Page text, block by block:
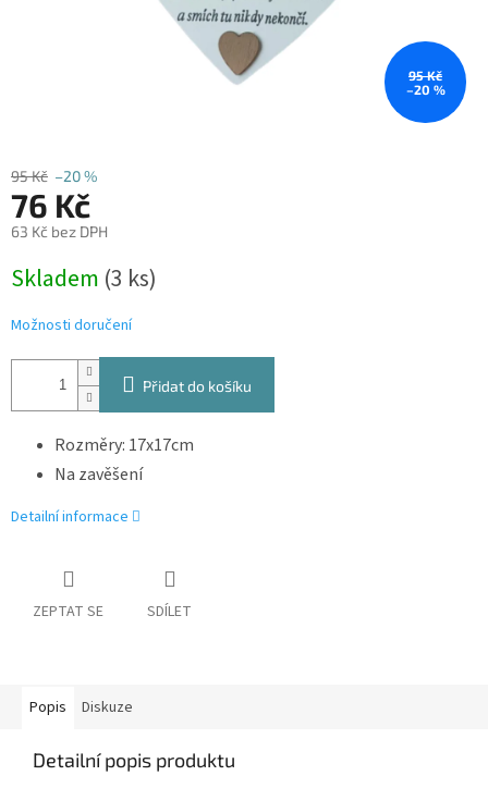
95 Kč
–20 %
95 Kč –20 %
76 Kč
63 Kč bez DPH
cena:
Skladem (3 ks)
Možnosti doručení
Přidat do košíku
Rozměry: 17x17cm
Na zavěšení
Detailní informace
ZEPTAT SE SDÍLET
Popis Diskuze
Detailní popis produktu